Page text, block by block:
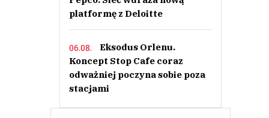
platformę z Deloitte
06.08.
Eksodus Orlenu.
Koncept Stop Cafe coraz
odważniej poczyna sobie poza
stacjami